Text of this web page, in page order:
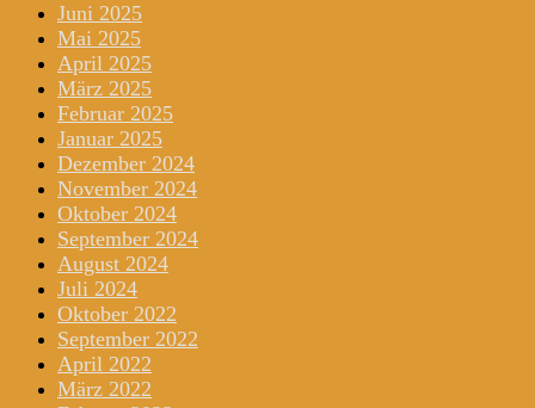
Juni 2025
Mai 2025
April 2025
März 2025
Februar 2025
Januar 2025
Dezember 2024
November 2024
Oktober 2024
September 2024
August 2024
Juli 2024
Oktober 2022
September 2022
April 2022
März 2022